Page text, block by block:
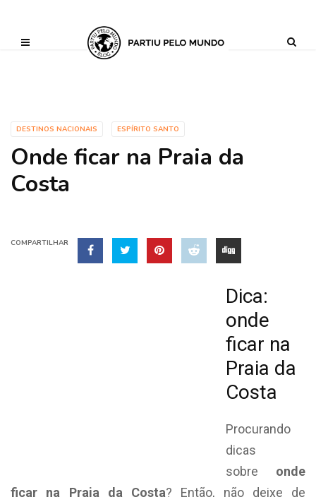
('AI_CONTENT_MARKER_NO_GET_SIDEBAR', true);
DESTINOS NACIONAIS ESPÍRITO SANTO
Onde ficar na Praia da
Costa
COMPARTILHAR
Dica:
onde
ficar na
Praia da
Costa
Procurando
dicas
sobre onde
ficar na Praia da Costa? Então, não deixe de